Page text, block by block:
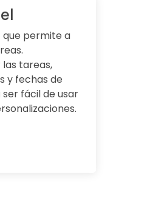
que permite a
tareas,
y fechas de
fácil de usar